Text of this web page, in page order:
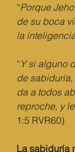
“Porque
de su boca
la
“ Y si alguno
de
da a todos
reproche, y
1:5 RVR60)
La sabiduría